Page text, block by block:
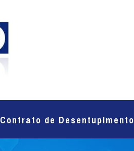
Contrato de Desentupimento